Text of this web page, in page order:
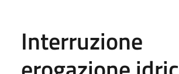
Interruzione